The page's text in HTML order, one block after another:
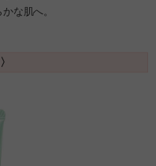
な肌へ。